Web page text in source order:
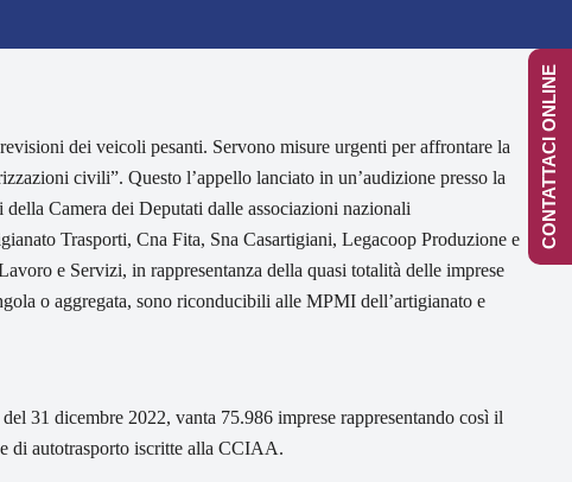
dei veicoli pesanti. Servono misure urgenti per affrontare la
civili”. Questo l’appello lanciato in un’audizione presso la
Camera dei Deputati dalle associazioni nazionali
Trasporti, Cna Fita, Sna Casartigiani, Legacoop Produzione e
e Servizi, in rappresentanza della quasi totalità delle imprese
o aggregata, sono riconducibili alle MPMI dell’artigianato e
31 dicembre 2022, vanta 75.986 imprese rappresentando così il
di autotrasporto iscritte alla CCIAA.
CONTATTACI ONLINE